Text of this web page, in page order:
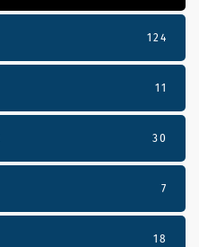
124
11
30
7
18